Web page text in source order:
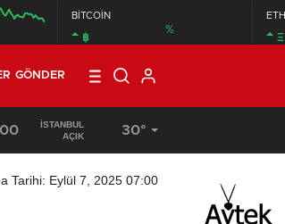
BİTCOİN
฿
%
Ξ
GÖNDER
/ BAŞKAN DR. MİTHAT BÜLENT
İSTANBUL
AÇIK
30°
Tarihi: Eylül 7, 2025 07:00